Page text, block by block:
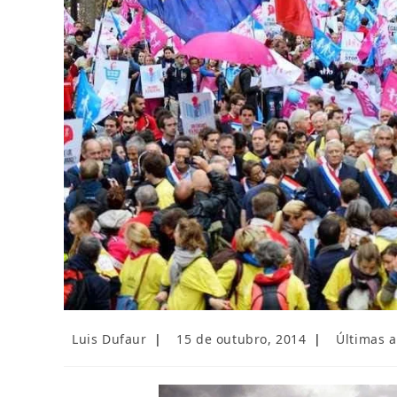
Autor
Luis Dufaur
Post
15 de outubro, 2014
Categoria
Últimas